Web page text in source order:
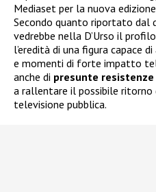
Mediaset per la nuova
Secondo quanto riportato dal
vedrebbe nella D’Urso il
l’eredità di una figura capace
e momenti di forte impatto
anche di presunte
a rallentare il possibile
televisione pubblica.